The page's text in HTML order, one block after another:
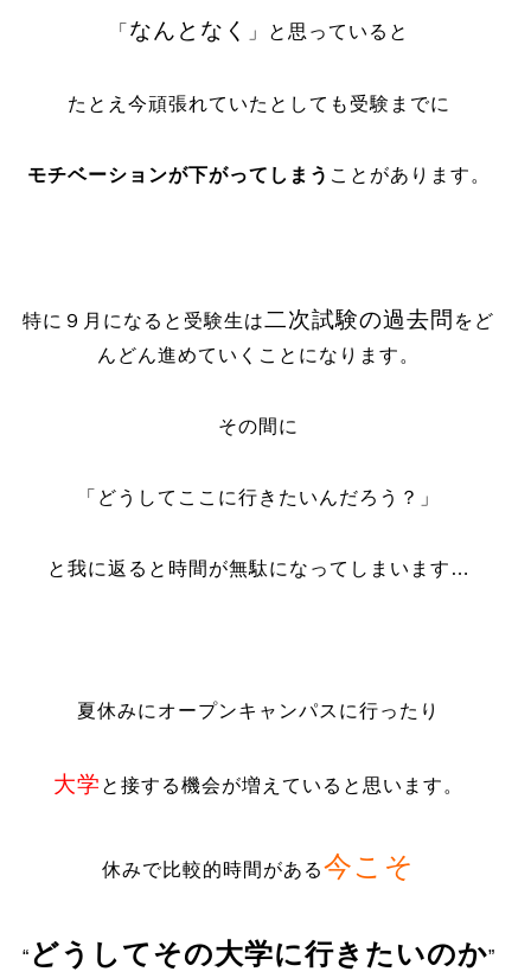
「 なんとなく 」と思っていると
たとえ今頑張れていたとしても受験までに
モチベーションが下がってしまう ことがあります。
特に９月になると受験生は二次試験の過去問 をど
んどん進めていくことになります。
その間に
「どうしてここに行きたいんだろう？」
と我に返ると時間が無駄になってしまいます…
夏休みにオープンキャンパスに行ったり
大学 と接する機会が増えていると思います。
休みで比較的時間がある今こそ
“ どうしてその大学に行きたいのか”